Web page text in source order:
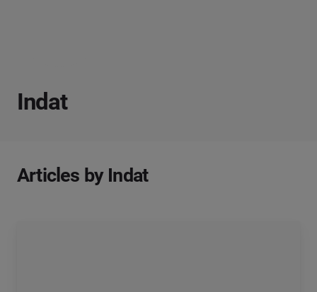
Indat
Articles by Indat